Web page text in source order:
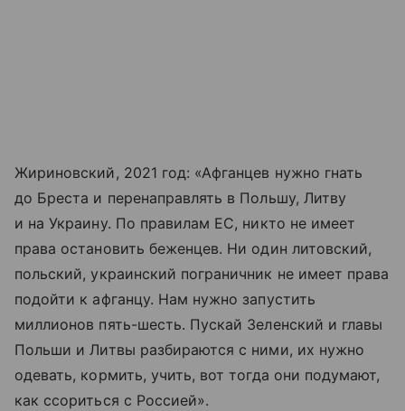
Жириновский, 2021 год: «Афганцев нужно гнать
до Бреста и перенаправлять в Польшу, Литву
и на Украину. По правилам ЕС, никто не имеет
права остановить беженцев. Ни один литовский,
польский, украинский пограничник не имеет права
подойти к афганцу. Нам нужно запустить
миллионов пять-​шесть. Пускай Зеленский и главы
Польши и Литвы разбираются с ними, их нужно
одевать, кормить, учить, вот тогда они подумают,
как ссориться с Россией».